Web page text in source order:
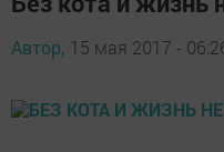
Автор, 15 мая 2017 -